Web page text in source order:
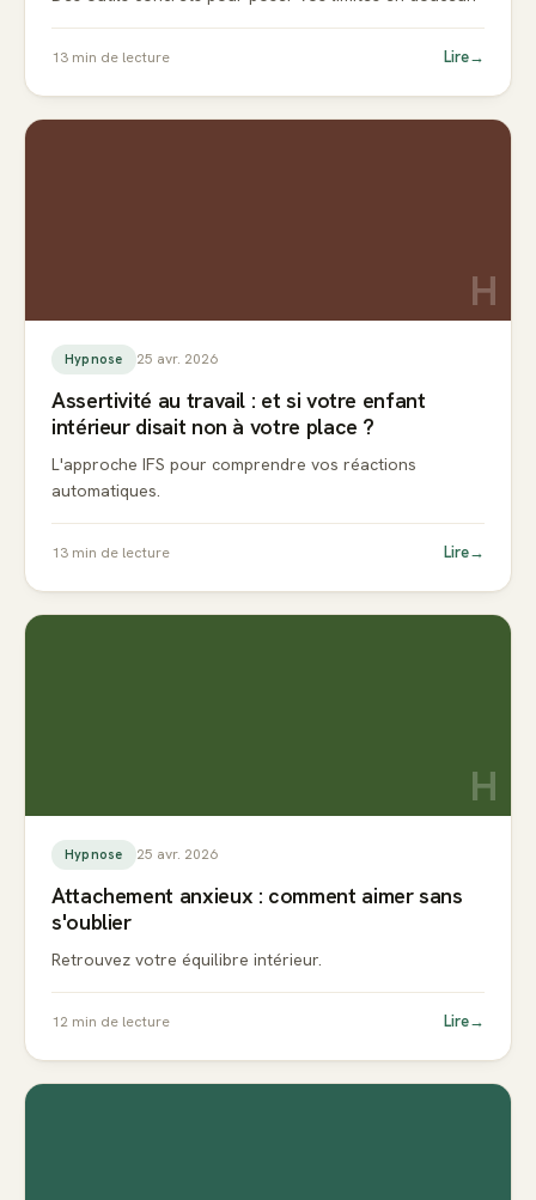
13 min de lecture Lire→
H
Hypnose 25 avr. 2026
Assertivité au travail : et si votre enfant
intérieur disait non à votre place ?
L'approche IFS pour comprendre vos réactions
automatiques.
13 min de lecture Lire→
H
Hypnose 25 avr. 2026
Attachement anxieux : comment aimer sans
s'oublier
Retrouvez votre équilibre intérieur.
12 min de lecture Lire→